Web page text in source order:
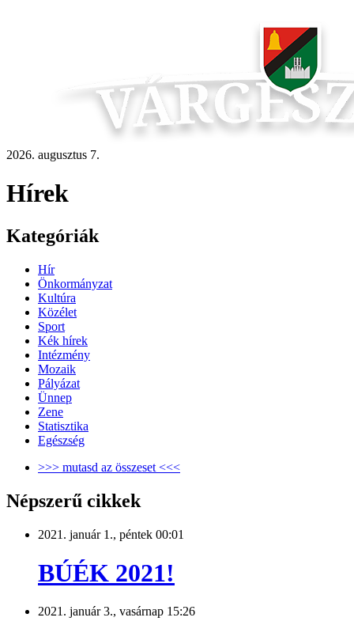
2026. augusztus 7.
Hírek
Kategóriák
Hír
Önkormányzat
Kultúra
Közélet
Sport
Kék hírek
Intézmény
Mozaik
Pályázat
Ünnep
Zene
Statisztika
Egészség
>>> mutasd az összeset <<<
Népszerű cikkek
2021. január 1., péntek 00:01
BÚÉK 2021!
2021. január 3., vasárnap 15:26